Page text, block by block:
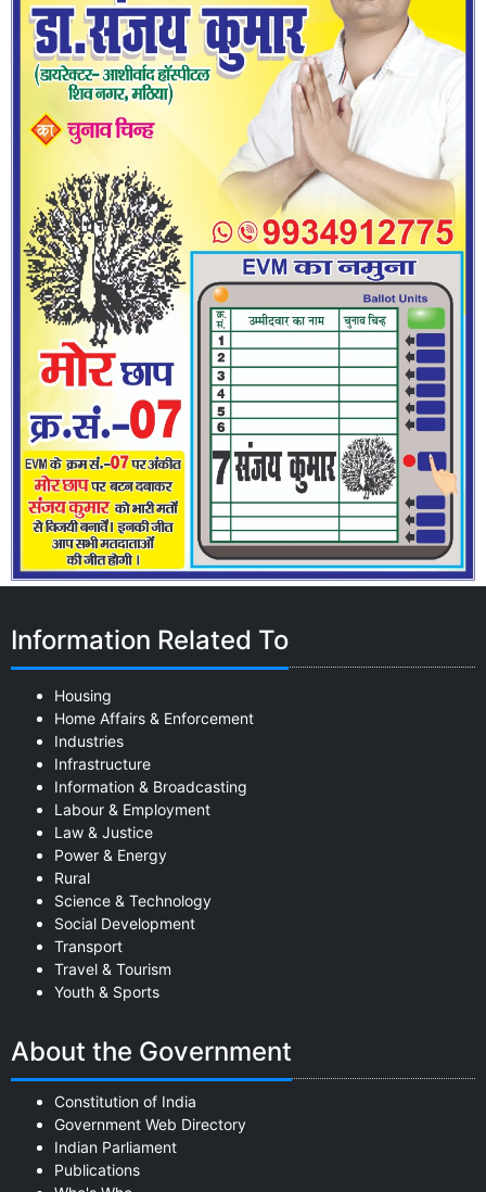
Information Related To
Housing
Home Affairs & Enforcement
Industries
Infrastructure
Information & Broadcasting
Labour & Employment
Law & Justice
Power & Energy
Rural
Science & Technology
Social Development
Transport
Travel & Tourism
Youth & Sports
About the Government
Constitution of India
Government Web Directory
Indian Parliament
Publications